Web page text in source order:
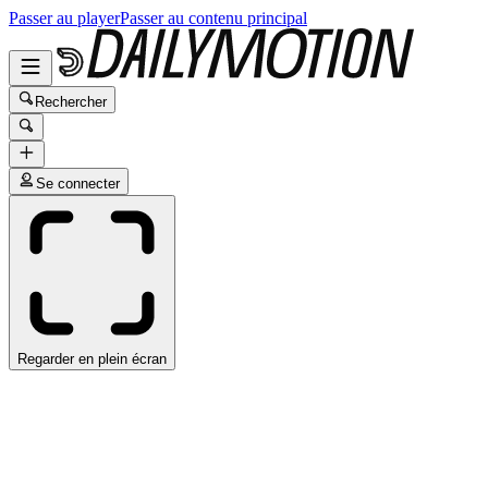
Passer au playerPasser au contenu principal
Rechercher
Se connecter
Regarder en plein écran